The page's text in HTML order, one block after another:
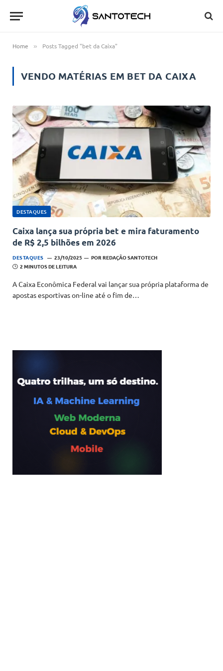
Home » Posts Tagged "bet da Caixa"
VENDO MATÉRIAS EM BET DA CAIXA
DESTAQUES
Caixa lança sua própria bet e mira faturamento
de R$ 2,5 bilhões em 2026
DESTAQUES 23/10/2025 POR REDAÇÃO SANTOTECH
2 MINUTOS DE LEITURA
A Caixa Econômica Federal vai lançar sua própria plataforma de
apostas esportivas on-line até o fim de…